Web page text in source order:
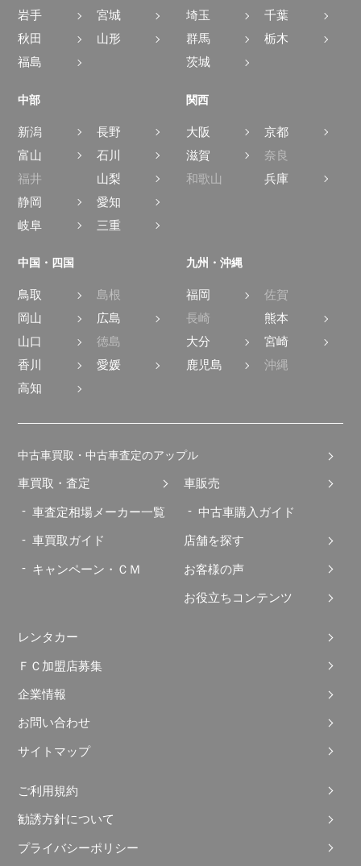
岩手
宮城
秋田
山形
福島
埼玉
千葉
群馬
栃木
茨城
中部
新潟
長野
富山
石川
福井
山梨
静岡
愛知
岐阜
三重
関西
大阪
京都
滋賀
奈良
和歌山
兵庫
中国・四国
鳥取
島根
岡山
広島
山口
徳島
香川
愛媛
高知
九州・沖縄
福岡
佐賀
長崎
熊本
大分
宮崎
鹿児島
沖縄
中古車買取・中古車査定のアップル
車買取・査定
車査定相場メーカー一覧
車買取ガイド
キャンペーン・ＣＭ
車販売
中古車購入ガイド
店舗を探す
お客様の声
お役立ちコンテンツ
レンタカー
ＦＣ加盟店募集
企業情報
お問い合わせ
サイトマップ
ご利用規約
勧誘方針について
プライバシーポリシー